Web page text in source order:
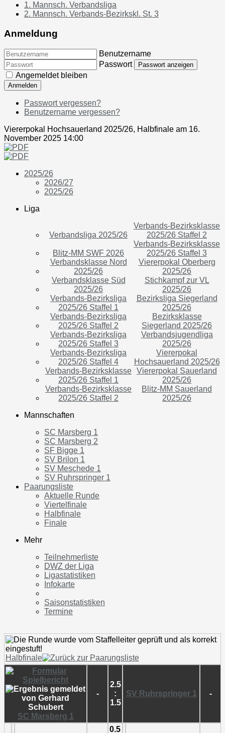
1. Mannsch. Verbandsliga
2. Mannsch. Verbands-Bezirkskl. St. 3
Anmeldung
Benutzername
Passwort
Passwort anzeigen
Angemeldet bleiben
Anmelden
Passwort vergessen?
Benutzername vergessen?
Viererpokal Hochsauerland 2025/26, Halbfinale am 16.
November 2025 14:00
2025/26
2026/27
2025/26
Liga
Verbandsliga 2025/26
Verbands-Bezirksklasse
2025/26 Staffel 2
Blitz-MM SWF 2026
Verbands-Bezirksklasse
2025/26 Staffel 3
Verbandsklasse Nord
2025/26
Viererpokal Oberberg
2025/26
Verbandsklasse Süd
2025/26
Stichkampf zur VL
2025/26
Verbands-Bezirksliga
2025/26 Staffel 1
Bezirksliga Siegerland
2025/26
Verbands-Bezirksliga
2025/26 Staffel 2
Bezirksklasse
Siegerland 2025/26
Verbands-Bezirksliga
2025/26 Staffel 3
Verbandsjugendliga
2025/26
Verbands-Bezirksliga
2025/26 Staffel 4
Viererpokal
Hochsauerland 2025/26
Verbands-Bezirksklasse
2025/26 Staffel 1
Viererpokal Sauerland
2025/26
Verbands-Bezirksklasse
2025/26 Staffel 2
Blitz-MM Sauerland
2025/26
Mannschaften
SC Marsberg 1
SC Marsberg 2
SF Bigge 1
SV Brilon 1
SV Meschede 1
SV Ruhrspringer 1
Paarungsliste
Aktuelle Runde
Viertelfinale
Halbfinale
Finale
Mehr
Teilnehmerliste
DWZ der Liga
Ligastatistiken
Infokarte
Saisonstatistiken
Termine
Halbfinale
SC Marsberg 1
-
2.5
:
1.5
SV Ruhrspringer 1 -
0.5